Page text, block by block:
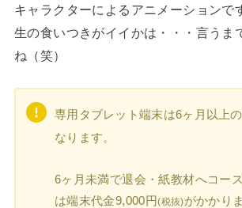
キャラクターによるアニメーションで
生の食いつきがイイかは・・・言うま
ね（笑）
専用タブレット端末は6ヶ月以上
なります。
6ヶ月未満で退会・紙教材へコー
は端末代金9,000円(税抜)がかかり